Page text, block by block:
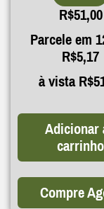
R$51,00
Parcele em
R$5,17
à vistaR$
Adicionar
carrinho
Compre